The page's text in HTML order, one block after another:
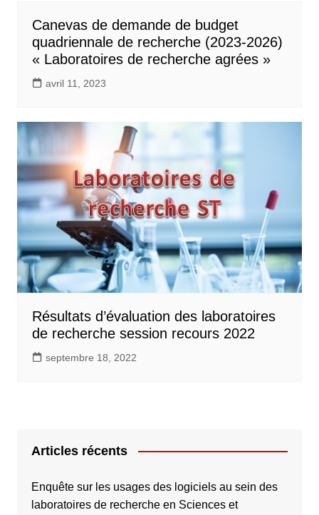
Canevas de demande de budget
quadriennale de recherche (2023-2026)
« Laboratoires de recherche agrées »
avril 11, 2023
Résultats d’évaluation des laboratoires
de recherche session recours 2022
septembre 18, 2022
Articles récents
Enquête sur les usages des logiciels au sein des
laboratoires de recherche en Sciences et